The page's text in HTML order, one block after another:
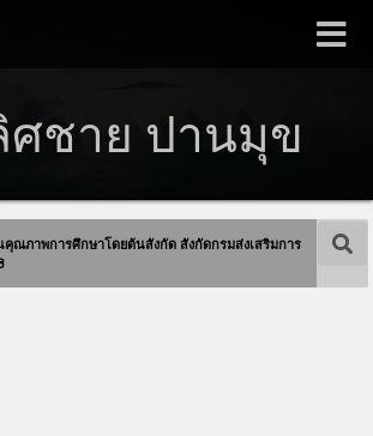
ศชาย ปานมุข
คุณภาพการศึกษาโดยต้นสังกัด สังกัดกรมส่งเสริมการ